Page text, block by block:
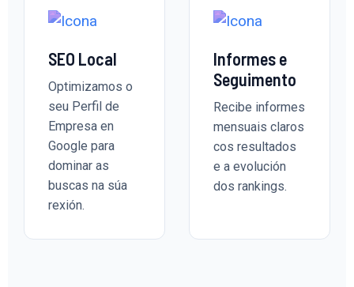
SEO Local
Optimizamos o
seu Perfil de
Empresa en
Google para
dominar as
buscas na súa
rexión.
Informes e
Seguimento
Recibe informes
mensuais claros
cos resultados
e a evolución
dos rankings.